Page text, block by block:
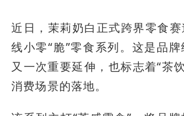
近日，茉莉奶白正式跨界零食
线小零“脆”零食系列。这是品
又一次重要延伸，也标志着“茶
消费场景的落地。